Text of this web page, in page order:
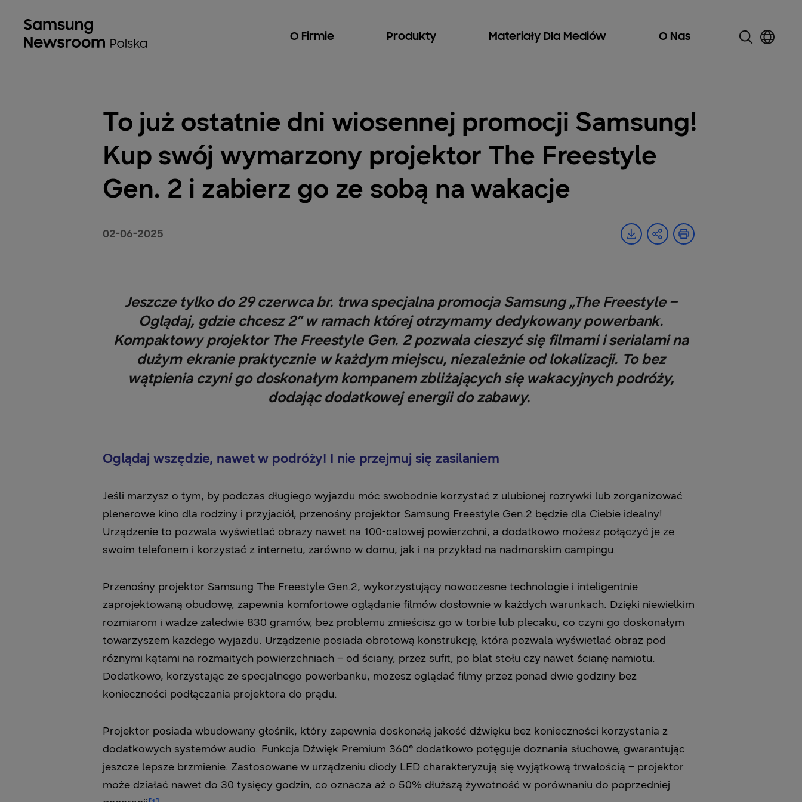
O Firmie Produkty Materiały Dla Mediów O Nas
To już ostatnie dni wiosennej promocji Samsung!
Kup swój wymarzony projektor The Freestyle
Gen. 2 i zabierz go ze sobą na wakacje
02-06-2025
Jeszcze tylko do 29 czerwca br. trwa specjalna promocja Samsung „The Freestyle –
Oglądaj, gdzie chcesz 2” w ramach ‎której otrzymamy dedykowany powerbank.
Kompaktowy projektor The Freestyle Gen. 2 pozwala cieszyć się filmami i serialami na
dużym ekranie praktycznie w każdym miejscu, niezależnie od lokalizacji. To bez
wątpienia czyni go doskonałym kompanem zbliżających się wakacyjnych podróży,
dodając dodatkowej energii do zabawy. ‎
Oglądaj wszędzie, nawet w podróży! I nie przejmuj się zasilaniem
Jeśli marzysz o tym, by podczas długiego wyjazdu móc swobodnie korzystać z ulubionej rozrywki lub zorganizować
plenerowe kino dla rodziny i przyjaciół, przenośny projektor Samsung Freestyle Gen.2 będzie dla Ciebie idealny!
Urządzenie to pozwala wyświetlać obrazy nawet na 100-calowej powierzchni, a dodatkowo możesz połączyć je ze
swoim telefonem i korzystać z internetu, zarówno w domu, jak i na przykład na nadmorskim campingu.
Przenośny projektor Samsung The Freestyle Gen.2, wykorzystujący nowoczesne technologie i inteligentnie
zaprojektowaną obudowę, zapewnia komfortowe oglądanie filmów dosłownie w każdych warunkach. Dzięki niewielkim
rozmiarom i wadze zaledwie 830 gramów, bez problemu zmieścisz go w torbie lub plecaku, co czyni go doskonałym
towarzyszem każdego wyjazdu. Urządzenie posiada obrotową konstrukcję, która pozwala wyświetlać obraz pod
różnymi kątami na rozmaitych powierzchniach – od ściany, przez sufit, po blat stołu czy nawet ścianę namiotu.
Dodatkowo, korzystając ze specjalnego powerbanku, możesz oglądać filmy przez ponad dwie godziny bez
konieczności podłączania projektora do prądu.
Projektor posiada wbudowany głośnik, który zapewnia doskonałą jakość dźwięku bez konieczności korzystania z
dodatkowych systemów audio. Funkcja Dźwięk Premium 360° dodatkowo potęguje doznania słuchowe, gwarantując
jeszcze lepsze brzmienie. Zastosowane w urządzeniu diody LED charakteryzują się wyjątkową trwałością – projektor
może działać nawet do 30 tysięcy godzin, co oznacza aż o 50% dłuższą żywotność w porównaniu do poprzedniej